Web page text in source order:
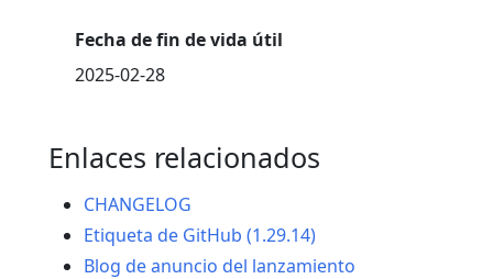
Fecha de fin de vida útil
2025-02-28
Enlaces relacionados
CHANGELOG
Etiqueta de GitHub (1.29.14)
Blog de anuncio del lanzamiento